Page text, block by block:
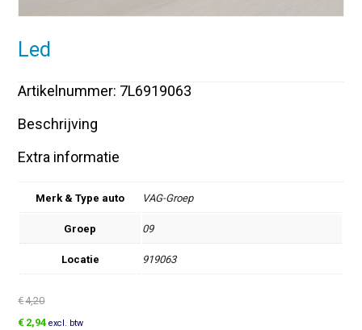
Led
Artikelnummer: 7L6919063
Beschrijving
Extra informatie
Merk & Type auto VAG-Groep
Groep 09
Locatie 919063
€4,20
Oorspronkelijke
€ 2,94Huidige
excl. btw